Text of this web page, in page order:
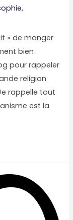
,
» de manger
bien
pour rappeler
religion
rappelle tout
est la